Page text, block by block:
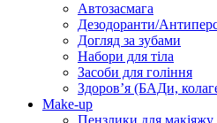
Автозасмага
Дезодоранти/
Догляд за зубами
Набори для тіла
Засоби для гоління
Здоровʼя (БАДи,
Make-up
Пензлики для макіяжу